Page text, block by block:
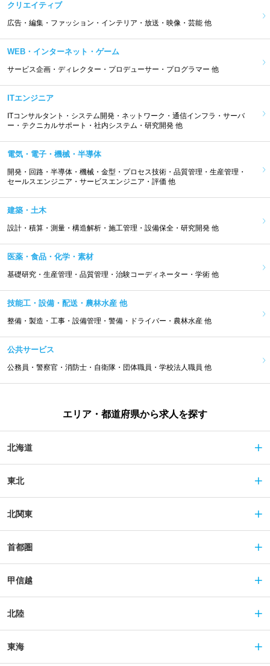
クリエイティブ
広告・編集・ファッション・インテリア・放送・映像・芸能 他
WEB・インターネット・ゲーム
サービス企画・ディレクター・プロデューサー・プログラマー 他
ITエンジニア
ITコンサルタント・システム開発・ネットワーク・通信インフラ・サーバ
ー・テクニカルサポート・社内システム・研究開発 他
電気・電子・機械・半導体
開発・回路・半導体・機械・金型・プロセス技術・品質管理・生産管理・
セールスエンジニア・サービスエンジニア・評価 他
建築・土木
設計・積算・測量・構造解析・施工管理・設備保全・研究開発 他
医薬・食品・化学・素材
基礎研究・生産管理・品質管理・治験コーディネーター・学術 他
技能工・設備・配送・農林水産 他
整備・製造・工事・設備管理・警備・ドライバー・農林水産 他
公共サービス
公務員・警察官・消防士・自衛隊・団体職員・学校法人職員 他
エリア・都道府県から求人を探す
北海道
東北
北関東
首都圏
甲信越
北陸
東海